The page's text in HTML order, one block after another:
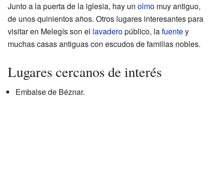
Junto a la puerta de la iglesia, hay un olmo muy antiguo,
de unos quinientos años. Otros lugares interesantes para
visitar en Melegís son el lavaderopúblico, lafuentey
muchas casas antiguas con escudos de familias nobles.
Lugares cercanos de interés
Embalse de Béznar.